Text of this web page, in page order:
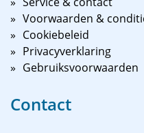
Voorwaarden &
Cookiebeleid
Privacyverklaring
Gebruiksvoorwaarden
Contact